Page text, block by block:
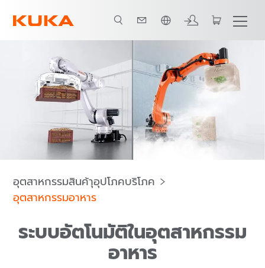
วีดีโอ ซอฟต์แวร์ บริการ Contact
ภาษาไทย / Thai
อุตสาหกรรมสินค้าุอุปโภคบริโภค
อุตสาหกรรมอาหาร
ระบบอัตโนมัติในอุตสาหกรรม
อาหาร